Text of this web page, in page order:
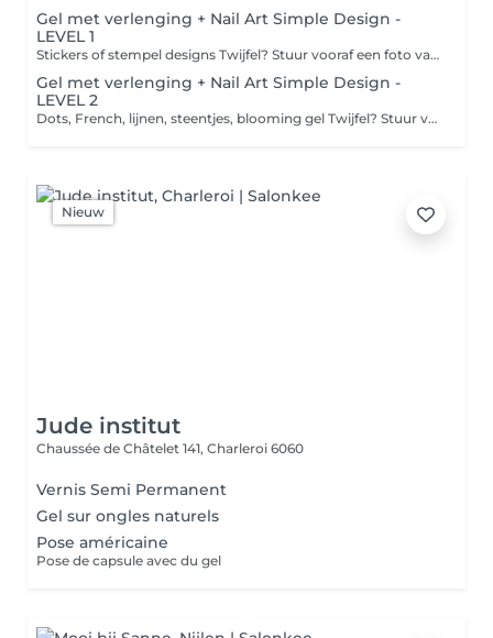
Gel met verlenging + Nail Art Simple Design -
LEVEL 1
Stickers of stempel designs Twijfel? Stuur vooraf een foto van je gewenste design
Gel met verlenging + Nail Art Simple Design -
LEVEL 2
Dots, French, lijnen, steentjes, blooming gel Twijfel? Stuur vooraf een foto van je gewenste design
Nieuw
Jude institut
Chaussée de Châtelet 141, Charleroi 6060
Vernis Semi Permanent
Gel sur ongles naturels
Pose américaine
Pose de capsule avec du gel